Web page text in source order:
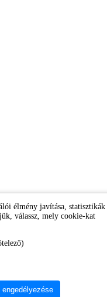
élmény javítása, statisztikák
válassz, mely cookie-kat